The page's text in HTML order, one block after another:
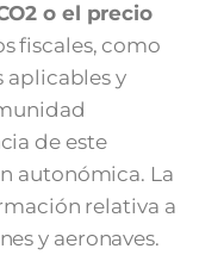
o el precio
fiscales, como
aplicables y
de este
autonómica. La
relativa a
y aeronaves.